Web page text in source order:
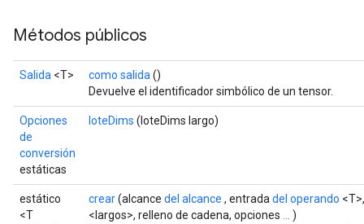
Métodos públicos
Salida <T> como salida ()
Devuelve el identificador simbólico de un tensor.
Opciones
de
conversión
estáticas
loteDims (loteDims largo)
estático
<T
crear(alcance del alcance , entrada del operando
<largos>, relleno de cadena, opciones
)